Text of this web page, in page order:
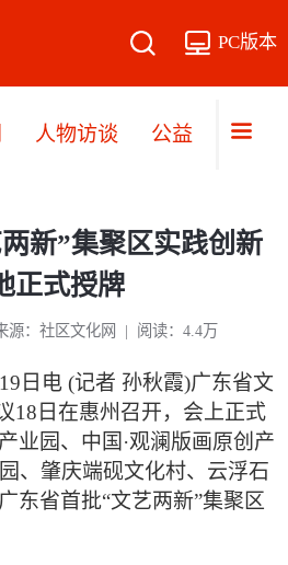
PC版本
人物访谈 公益 文旅
新”集聚区实践创新
正式授牌
源：社区文化网 | 阅读：4.4万
日电 (记者 孙秋霞)广东省文
18日在惠州召开，会上正式
业园、中国·观澜版画原创产
、肇庆端砚文化村、云浮石
东省首批“文艺两新”集聚区